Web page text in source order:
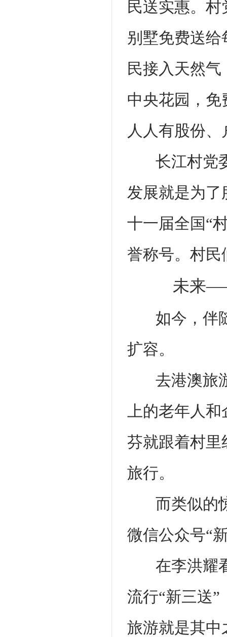
民送实惠。村
别墅免费送
民接入天然气
中央花园，
人人有股份
长江村党
发展就是为了
十一届全国“
誉称号。村民
未来
如今，伴
扩容。
去港澳旅
上的老年人和
芬就跟着村里
旅行。
而类似的
微信公众号“
在李洪耀
流行“新三送”
旅游就是其中